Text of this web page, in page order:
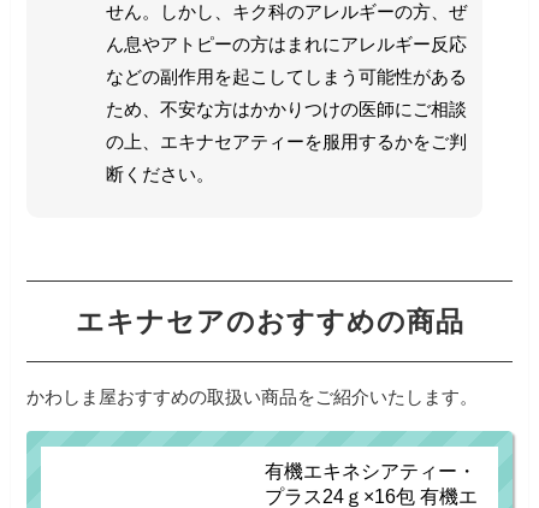
せん。
しかし、キク科のアレルギーの方、ぜ
ん息やアトピーの方はまれにアレルギー反応
などの副作用を起こしてしまう可能性がある
ため、不安な方はかかりつけの医師にご相談
の上、エキナセアティーを服用するかをご判
断ください。
エキナセアのおすすめの商品
かわしま屋おすすめの取扱い商品をご紹介いたします。
有機エキネシアティー・
プラス24ｇ×16包 有機エ